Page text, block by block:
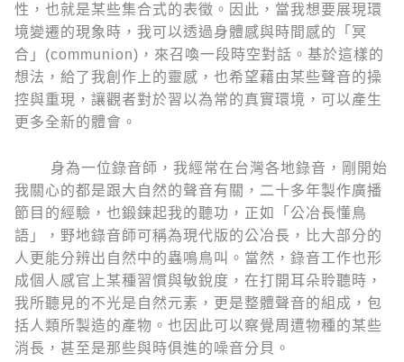
性，也就是某些集合式的表徵。因此，當我想要展現環
境變遷的現象時，我可以透過身體感與時間感的「冥
合」(communion)，來召喚一段時空對話。基於這樣的
想法，給了我創作上的靈感，也希望藉由某些聲音的操
控與重現，讓觀者對於習以為常的真實環境，可以產生
更多全新的體會。
身為一位錄音師，我經常在台灣各地錄音，剛開始
我關心的都是跟大自然的聲音有關，二十多年製作廣播
節目的經驗，也鍛鍊起我的聽功，正如「公冶長懂鳥
語」，野地錄音師可稱為現代版的公冶長，比大部分的
人更能分辨出自然中的蟲鳴鳥叫。當然，錄音工作也形
成個人感官上某種習慣與敏銳度，在打開耳朵聆聽時，
我所聽見的不光是自然元素，更是整體聲音的組成，包
括人類所製造的產物。也因此可以察覺周遭物種的某些
消長，甚至是那些與時俱進的噪音分貝。